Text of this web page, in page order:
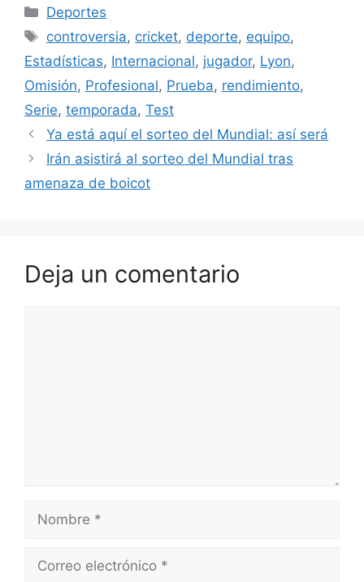
Categorías
Deportes
Etiquetas
controversia, cricket, deporte, equipo,
Estadísticas, Internacional, jugador, Lyon,
Omisión, Profesional, Prueba, rendimiento,
Serie, temporada, Test
Ya está aquí el sorteo del Mundial: así será
Irán asistirá al sorteo del Mundial tras
amenaza de boicot
Deja un comentario
Nombre
Correo